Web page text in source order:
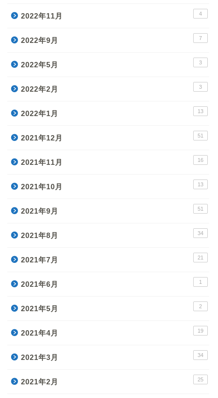
2022年11月 4
2022年9月 7
2022年5月 3
2022年2月 3
2022年1月 13
2021年12月 51
2021年11月 16
2021年10月 13
2021年9月 51
2021年8月 34
2021年7月 21
2021年6月 1
2021年5月 2
2021年4月 19
2021年3月 34
2021年2月 25